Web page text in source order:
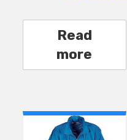
Read
more